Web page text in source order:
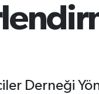
Derneği